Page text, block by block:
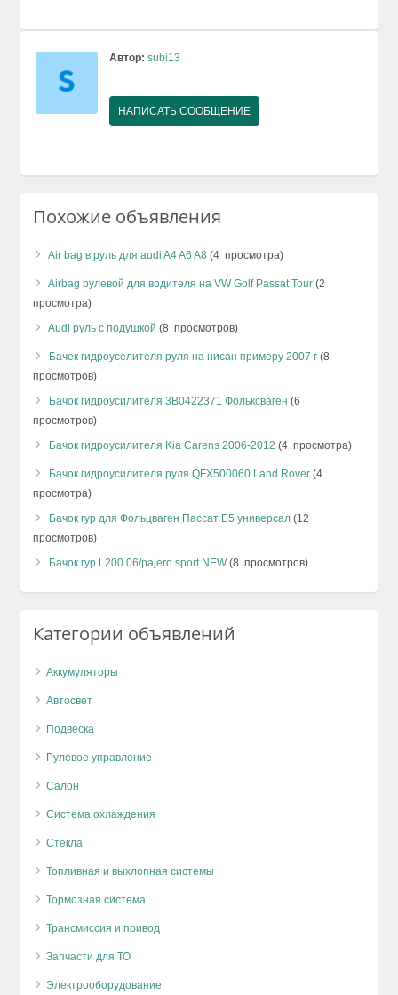
Автор: subi13
НАПИСАТЬ СООБЩЕНИЕ
Похожие объявления
Air bag в руль для audi A4 A6 A8 (4 просмотра)
Airbag рулевой для водителя на VW Golf Passat Tour (2
просмотра)
Audi руль с подушкой (8 просмотров)
Бачек гидроуселителя руля на нисан примеру 2007 г (8
просмотров)
Бачок гидроусилителя 3B0422371 Фольксваген (6
просмотров)
Бачок гидроусилителя Kia Carens 2006-2012 (4 просмотра)
Бачок гидроусилителя руля QFX500060 Land Rover (4
просмотра)
Бачок гур для Фольцваген Пассат Б5 универсал (12
просмотров)
Бачок гур L200 06/pajero sport NEW(8 просмотров)
Категории объявлений
Аккумуляторы
Автосвет
Подвеска
Рулевое управление
Салон
Система охлаждения
Стекла
Топливная и выхлопная системы
Тормозная система
Трансмиссия и привод
Запчасти для ТО
Электрооборудование